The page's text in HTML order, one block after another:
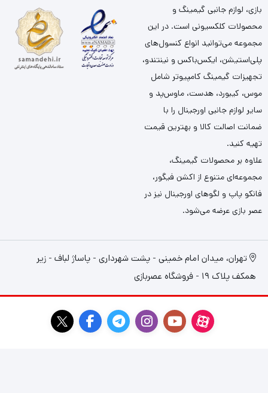
بازی، لوازم جانبی گیمینگ و
محصولات کلکسیونی است. در این
مجموعه می‌توانید انواع کنسول‌های
پلی‌استیشن، ایکس‌باکس و نینتندو،
تجهیزات گیمینگ کامپیوتر شامل
موس، کیبورد، هدست، ماوس‌پد و
سایر لوازم جانبی اورجینال را با
ضمانت اصالت کالا و بهترین قیمت
تهیه کنید.
علاوه بر محصولات گیمینگ،
مجموعه‌ای متنوع از اکشن فیگور،
فانکو پاپ و لگوهای اورجینال نیز در
عصر بازی عرضه می‌شود.
تهران، میدان امام خمینی - پشت شهرداری - پاساژ لباف - زیر
همکف پلاک 19 - فروشگاه عصربازی